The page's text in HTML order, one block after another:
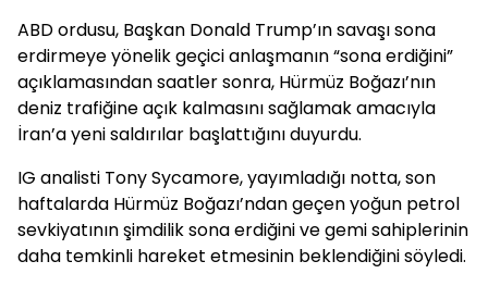
ABD ordusu, Başkan Donald Trump’ın savaşı sona
erdirmeye yönelik geçici anlaşmanın “sona erdiğini”
açıklamasından saatler sonra, Hürmüz Boğazı’nın
deniz trafiğine açık kalmasını sağlamak amacıyla
İran’a yeni saldırılar başlattığını duyurdu.
IG analisti Tony Sycamore, yayımladığı notta, son
haftalarda Hürmüz Boğazı’ndan geçen yoğun petrol
sevkiyatının şimdilik sona erdiğini ve gemi sahiplerinin
daha temkinli hareket etmesinin beklendiğini söyledi.